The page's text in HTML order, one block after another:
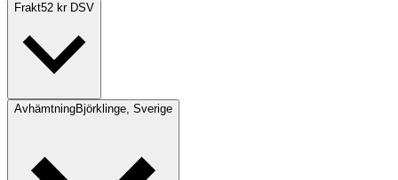
Frakt52 kr DSV
AvhämtningBjörklinge, Sverige